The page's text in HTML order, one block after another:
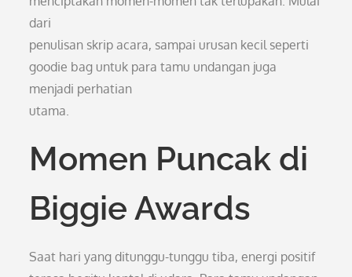
dari
penulisan skrip acara, sampai urusan kecil seperti
goodie bag untuk para tamu undangan juga
menjadi perhatian
utama.
Momen Puncak di
Biggie Awards
Saat hari yang ditunggu-tunggu tiba, energi positif